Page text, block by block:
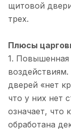
щитовой
трех.
Плюсы
1. Повышенная
дверей «нет
что у них нет
означает, что
обработана